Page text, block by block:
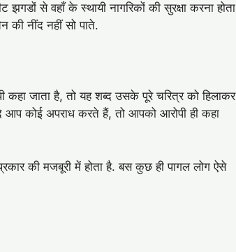
झगडों से वहाँ के स्थायी नागरिकों की सुरक्षा करना होता
नींद नहीं सो पाते.
जाता है, तो यह शब्द उसके पूरे चरित्र को हिलाकर
आप कोई अपराध करते हैं, तो आपको आरोपी ही कहा
की मजबूरी में होता है. बस कुछ ही पागल लोग ऐसे